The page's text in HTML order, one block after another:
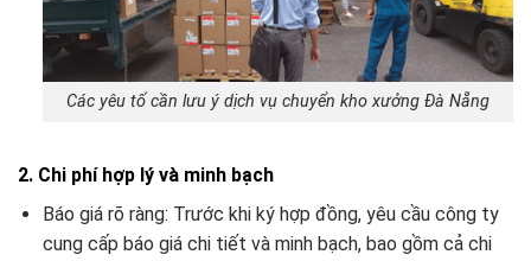
Các yêu tố cần lưu ý dịch vụ chuyển kho xưởng Đà Nẵng
2. Chi phí hợp lý và minh bạch
Báo giá rõ ràng: Trước khi ký hợp đồng, yêu cầu công ty
cung cấp báo giá chi tiết và minh bạch, bao gồm cả chi